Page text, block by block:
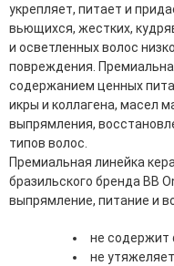
Гели для лица
Защита от солнца
Карбокситерапия
Кремы для лица
Лосьоны, тоники и
Маски для лица
Масла для лица
Мицеллярная вода
Молочко и сливки
Наборы для ухода за
Пенки и муссы для
Спреи для лица
Средства для
укрепляет, питает и
вьющихся, жестких,
и осветленных волос
повреждения.
содержанием ценных
икры и коллагена, масел
выпрямления,
типов волос.
Премиальная линейка
бразильского бренда BB
выпрямление, питание и
не содержит
не